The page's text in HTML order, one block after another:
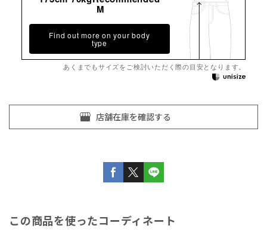
M
Find out more on your body
type
あくまでもサイズをご検討いただく際の目安となります。
この商品を使ったコーディネート